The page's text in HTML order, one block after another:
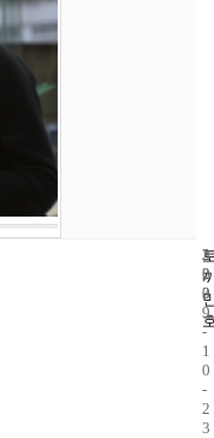
3
2
3
2
0
0
9
-
1
0
-
2
3